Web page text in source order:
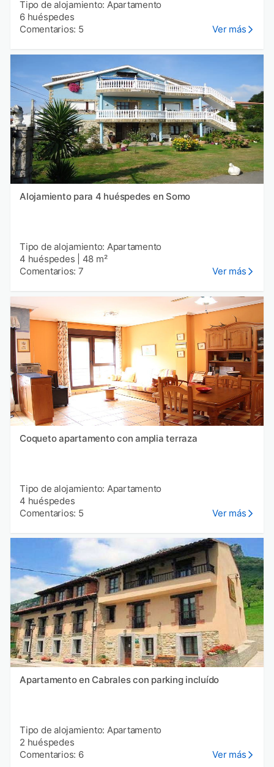
Tipo de alojamiento: Apartamento
6 huéspedes
Comentarios: 5
Ver más
Alojamiento para 4 huéspedes en Somo
Tipo de alojamiento: Apartamento
4 huéspedes
48 m²
Comentarios: 7
Ver más
Coqueto apartamento con amplia terraza
Tipo de alojamiento: Apartamento
4 huéspedes
Comentarios: 5
Ver más
Apartamento en Cabrales con parking incluído
Tipo de alojamiento: Apartamento
2 huéspedes
Comentarios: 6
Ver más